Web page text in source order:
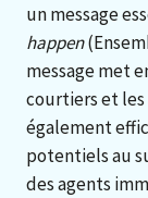
un message
happen
message met
courtiers et
également
potentiels au
des agents